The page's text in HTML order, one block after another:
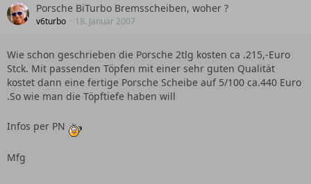
Porsche BiTurbo Bremsscheiben, woher ?
v6turbo 18. Januar 2007
Wie schon geschrieben die Porsche 2tlg kosten ca .215,-Euro
Stck. Mit passenden Töpfen mit einer sehr guten Qualität
kostet dann eine fertige Porsche Scheibe auf 5/100 ca.440 Euro
.So wie man die Töpftiefe haben will
Infos per PN
Mfg